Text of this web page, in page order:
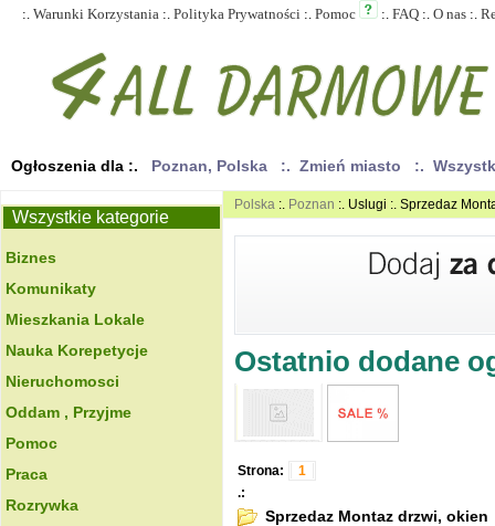
:. Warunki Korzystania :. Polityka Prywatności :. Pomoc :. FAQ :. O nas :.
Ogłoszenia dla :. Poznan, Polska :. Zmień miasto :.
Wszystkie kategorie
Biznes
Komunikaty
Mieszkania Lokale
Nauka Korepetycje
Nieruchomosci
Oddam , Przyjme
Pomoc
Praca
Rozrywka
Polska :. Poznan :. Uslugi :. Sprzedaz
Ostatnio dodane
Strona:
1
.:
Sprzedaz Montaz drzwi, okien